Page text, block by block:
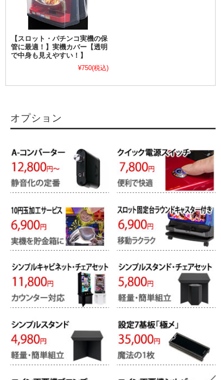
【スロット・パチンコ実機の保
管に最適！】実機カバー【透明
で中身も見えやすい！】
¥750(税込)
オプション